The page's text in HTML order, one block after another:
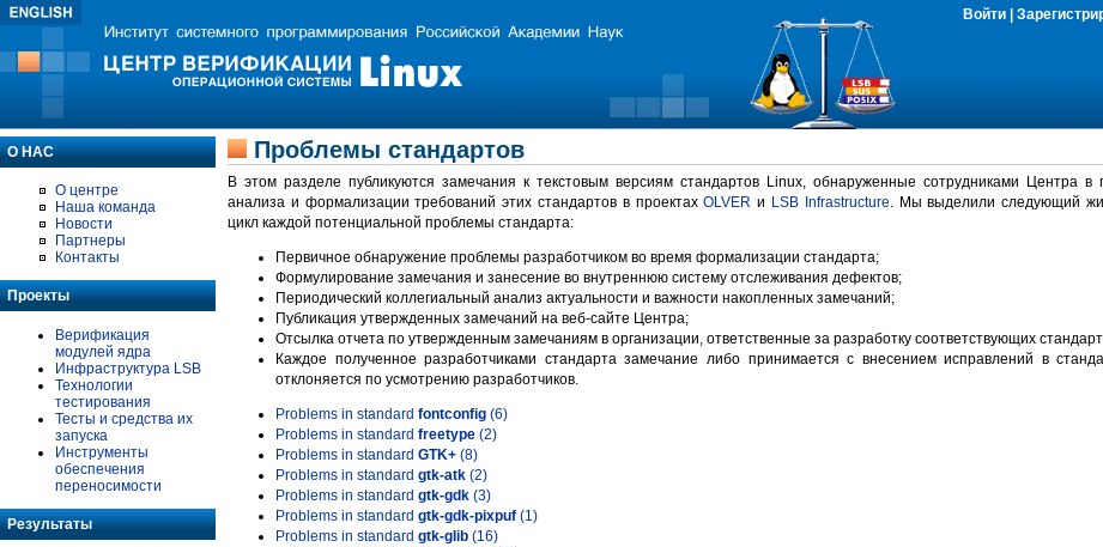
Войти
О НАС
О центре
Наша команда
Новости
Партнеры
Контакты
Проекты
Верификация
модулей ядра
Инфраструктура LSB
Технологии
тестирования
Тесты и средства их
запуска
Инструменты
обеспечения
переносимости
Результаты
Проблемы стандартов
В этом разделе публикуются замечания к текстовым версиям стандартов Linux, обнаруженные сотрудниками Центра в
анализа и формализации требований этих стандартов в проектахOLVER и LSB Infrastructure. Мы выделили следующий
цикл каждой потенциальной проблемы стандарта:
Первичное обнаружение проблемы разработчиком во время формализации стандарта;
Формулирование замечания и занесение во внутреннюю систему отслеживания дефектов;
Периодический коллегиальный анализ актуальности и важности накопленных замечаний;
Публикация утвержденных замечаний на веб-сайте Центра;
Отсылка отчета по утвержденным замечаниям в организации, ответственные за разработку соответствующих
Каждое полученное разработчиками стандарта замечание либо принимается с внесением исправлений в
отклоняется по усмотрению разработчиков.
Problems in standard fontconfig (6)
Problems in standard freetype (2)
Problems in standard GTK+ (8)
Problems in standard gtk-atk (2)
Problems in standard gtk-gdk (3)
Problems in standard gtk-gdk-pixpuf (1)
Problems in standard gtk-glib (16)